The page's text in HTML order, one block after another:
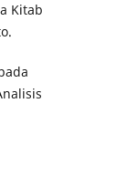
Kitab